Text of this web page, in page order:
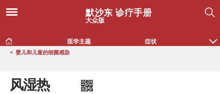
默沙东 诊疗手册
大众版
医学主题 症状
< 婴儿和儿童的细菌感染
风湿热